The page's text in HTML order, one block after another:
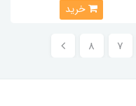
خرید
7
8